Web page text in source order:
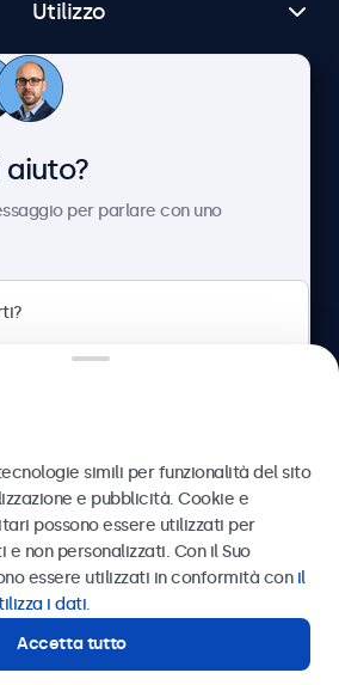
Utilizzo
Clienti
per parlare con uno
Inviare
al
simili per funzionalità del sito
e pubblicità. Cookie e
possono essere utilizzati per
e non personalizzati. Con il Suo
essere utilizzati in conformità con il
i dati.
Accetta tutto